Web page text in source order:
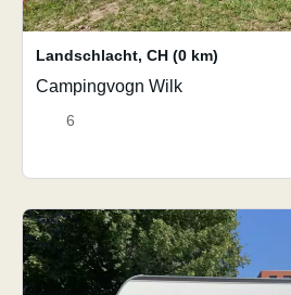
Landschlacht, CH (0 km)
Campingvogn Wilk
6